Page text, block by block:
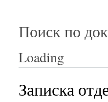
Поиск по
Loading
Записка